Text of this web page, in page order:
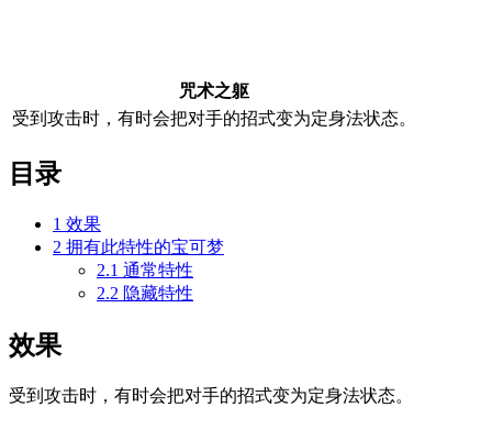
咒术之躯
受到攻击时，有时会把对手的招式变为定身法状态。
目录
1 效果
2 拥有此特性的宝可梦
2.1 通常特性
2.2 隐藏特性
效果
受到攻击时，有时会把对手的招式变为定身法状态。